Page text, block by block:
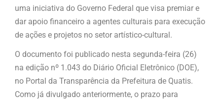
uma iniciativa do Governo Federal que visa premiar e
dar apoio financeiro a agentes culturais para execução
de ações e projetos no setor artístico-cultural.
O documento foi publicado nesta segunda-feira (26)
na edição nº 1.043 do Diário Oficial Eletrônico (DOE),
no Portal da Transparência da Prefeitura de Quatis.
Como já divulgado anteriormente, o prazo para